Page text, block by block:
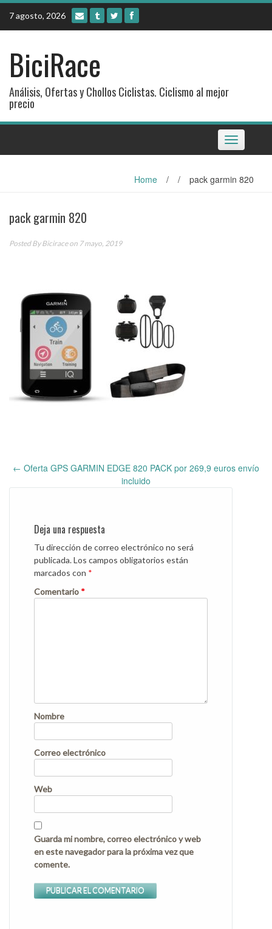
Skip
content
7 agosto, 2026
BiciRace
Análisis, Ofertas y Chollos Ciclistas. Ciclismo al mejor
precio
Toggle
navigation
Home / / pack garmin 820
pack garmin 820
Posted ByBiciraceon 7 mayo, 2019
navigation
← Oferta GPS GARMIN EDGE 820 PACK por 269,9 euros envío
incluido
Deja una respuesta
Tu dirección de correo electrónico no será
publicada.Los campos obligatorios están
marcados con *
Comentario *
Nombre
Correo electrónico
Web
Guarda mi nombre, correo electrónico y web
en este navegador para la próxima vez que
comente.